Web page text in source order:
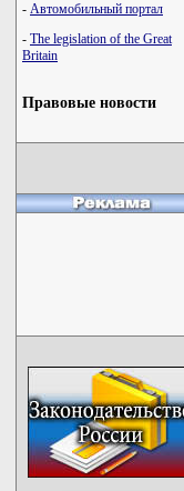
- Автомобильный портал
- The legislation of the Great
Britain
Правовые новости